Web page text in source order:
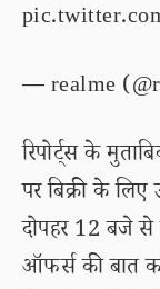
— realme
रिपोर्ट्स के
पर बिक्री के
दोपहर 12 बजे
ऑफर्स की बात